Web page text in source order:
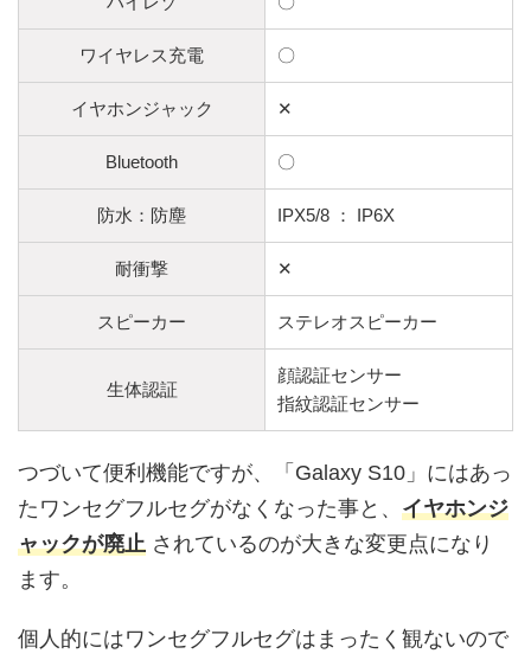
ワイヤレス充電 〇
イヤホンジャック ✕
Bluetooth 〇
防水：防塵 IPX5/8 ： IP6X
耐衝撃 ✕
スピーカー ステレオスピーカー
生体認証
顔認証センサー
指紋認証センサー
つづいて便利機能ですが、「Galaxy S10」にはあっ
たワンセグフルセグがなくなった事と、 イヤホンジ
ャックが廃止 されているのが大きな変更点になり
ます。
個人的にはワンセグフルセグはまったく観ないので